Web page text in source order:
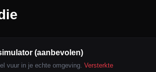
(aanbevolen)
vuur in je echte omgeving.Versterkte